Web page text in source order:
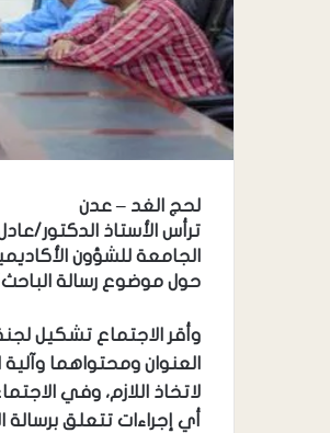
لحج الغد – عدن
ترأس الأستاذ الدكتور/
حول موضوع رسالة
وأقر الاجتماع تشكيل
العنوان ومحتواهما
لاتخاذ اللازم، وفي
أي إجراءات تتعلق